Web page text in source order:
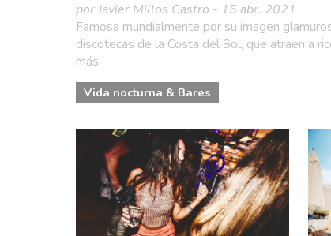
por Javier Millos Castro - 15 abr. 2021
Famosa mundialmente por su imagen
discotecas de la Costa del Sol, que atraen a
más
Vida nocturna & Bares